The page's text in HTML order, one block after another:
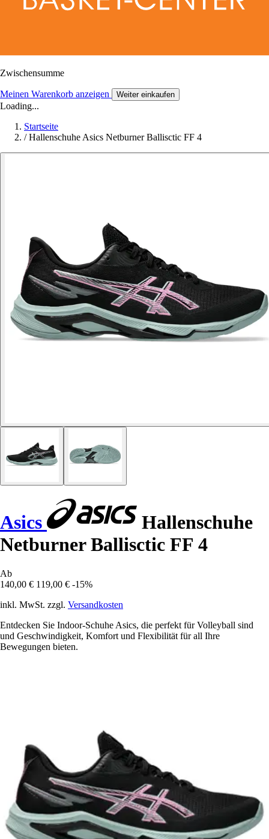
Zwischensumme
Meinen Warenkorb anzeigen Weiter einkaufen
Loading...
Startseite
/ Hallenschuhe Asics Netburner Ballisctic FF 4
Asics
Hallenschuhe
Netburner Ballisctic FF 4
Ab
140,00 € 119,00 € -15%
inkl. MwSt. zzgl. Versandkosten
Entdecken Sie Indoor-Schuhe Asics, die perfekt für Volleyball sind
und Geschwindigkeit, Komfort und Flexibilität für all Ihre
Bewegungen bieten.